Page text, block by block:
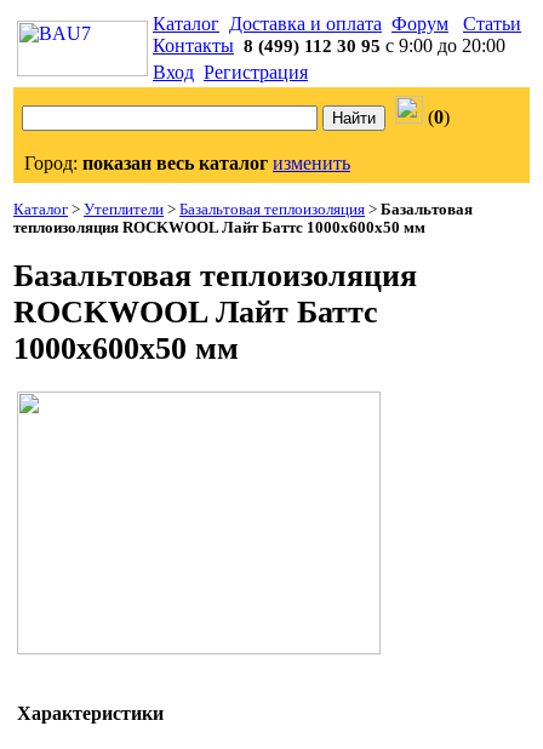
Каталог Доставка и оплата Форум
Статьи
Контакты 8 (499) 112 30 95 с 9:00 до 20:00
Вход Регистрация
(0)
Город: показан весь каталог изменить
Каталог > Утеплители > Базальтовая теплоизоляция > Базальтовая
теплоизоляция ROCKWOOL Лайт Баттс 1000х600х50 мм
Базальтовая теплоизоляция
ROCKWOOL Лайт Баттс
1000х600х50 мм
Характеристики